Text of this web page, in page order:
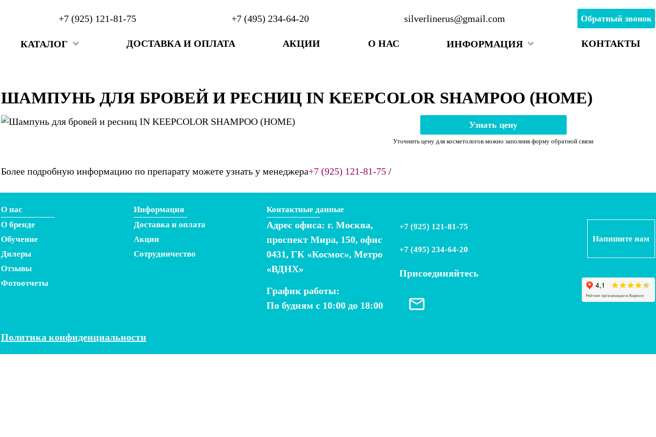
+7 (925) 121-81-75 +7 (495) 234-64-20 silverlinerus@gmail.com Обратный звонок
КАТАЛОГ ДОСТАВКА И ОПЛАТА АКЦИИ О НАС ИНФОРМАЦИЯ КОНТАКТЫ
ШАМПУНЬ ДЛЯ БРОВЕЙ И РЕСНИЦ IN KEEPCOLOR SHAMPOO (НОМЕ)
Узнать цену
Уточнить цену для косметологов можно заполнив форму обратной связи
Более подробную информацию по препарату можете узнать у менеджера+7 (925) 121-81-75 /
О нас
О бренде
Обучение
Дилеры
Отзывы
Фотоотчеты
Информация
Доставка и оплата
Акции
Сотрудничество
Контактные данные
Адрес офиса: г. Москва,
проспект Мира, 150, офис
0431, ГК «Космос», Метро
«ВДНХ»
График работы:
По будням с 10:00 до 18:00
+7 (925) 121-81-75
+7 (495) 234-64-20
Присоединяйтесь
Напишите нам
Политика конфиденциальности